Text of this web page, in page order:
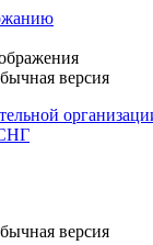
версия
версия